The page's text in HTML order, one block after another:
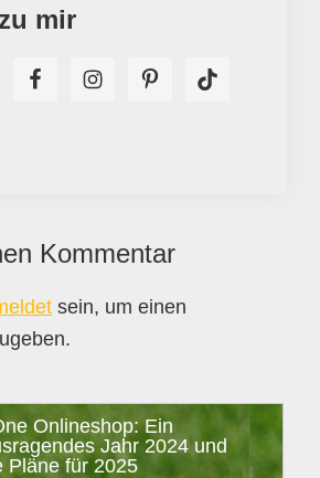
mir
Kommentar
sein, um einen
Onlineshop: Ein
Jahr 2024 und
Pläne für 2025